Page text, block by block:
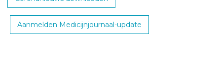
Aanmelden Medicijnjournaal-update